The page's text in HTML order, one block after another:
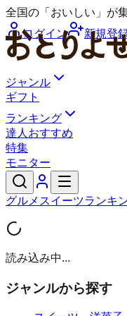
全国の「おいしい」が
ログイン
新規登
ジャンル
ギフト
ランキング
達人おすすめ
特集
モニター
グルメ スイーツランキ
読み込み中...
ジャンルから探す